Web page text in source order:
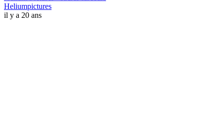
Heliumpictures
il y a 20 ans